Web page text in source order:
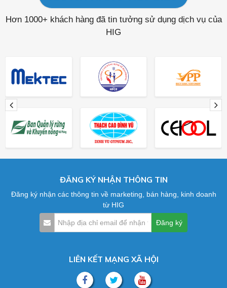
Hơn 1000+ khách hàng đã tin tưởng sử dụng dịch vụ của
HIG
ĐĂNG KÝ NHẬN THÔNG TIN
Đăng ký nhận các thông tin về marketing, bán hàng, kinh doanh
từ HIG
LIÊN KẾT MẠNG XÃ HỘI